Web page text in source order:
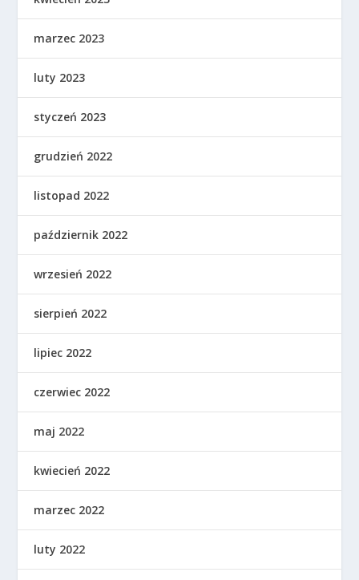
marzec 2023
luty 2023
styczeń 2023
grudzień 2022
listopad 2022
październik 2022
wrzesień 2022
sierpień 2022
lipiec 2022
czerwiec 2022
maj 2022
kwiecień 2022
marzec 2022
luty 2022